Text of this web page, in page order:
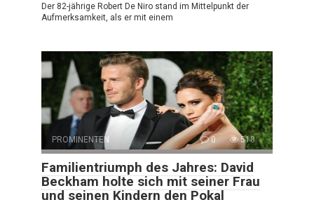
Der 82-jährige Robert De Niro stand im Mittelpunkt der
Aufmerksamkeit, als er mit einem
PROMINENTEN 0 518
Familientriumph des Jahres: David
Beckham holte sich mit seiner Frau
und seinen Kindern den Pokal